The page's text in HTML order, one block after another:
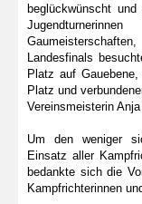
beglückwünscht
Landesfinals
Platz auf
Platz und
Vereinsmeisterin
Um den weniger
Einsatz aller
bedankte sich die
Kampfrichterinnen